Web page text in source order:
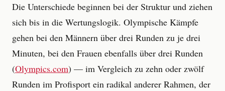
Die Unterschiede beginnen bei der Struktur und ziehen
sich bis in die Wertungslogik. Olympische Kämpfe
gehen bei den Männern über drei Runden zu je drei
Minuten, bei den Frauen ebenfalls über drei Runden
(Olympics.com) — im Vergleich zu zehn oder zwölf
Runden im Profisport ein radikal anderer Rahmen, der